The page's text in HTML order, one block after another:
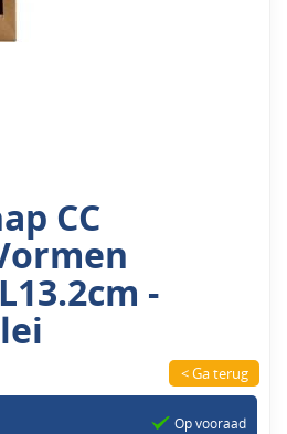
CC
-
< Ga terug
Op vooraad